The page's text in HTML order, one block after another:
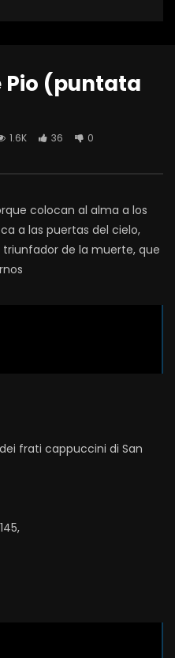
Pio (puntata
1.6K 36 0
colocan al alma a los
a las puertas del cielo,
de la muerte, que
frati cappuccini di San